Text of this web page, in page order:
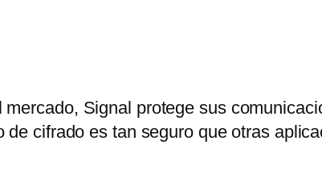
Signal protege sus
cifrado es tan seguro que otras